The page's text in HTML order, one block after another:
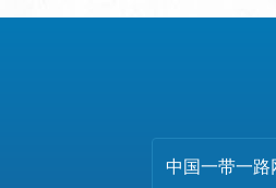
中国一带一路